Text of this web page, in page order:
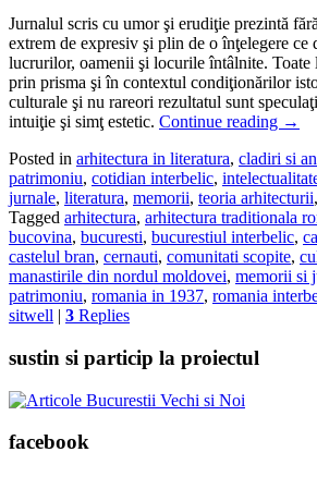
Jurnalul scris cu umor şi erudiţie prezintă
extrem de expresiv şi plin de o înţelegere ce
lucrurilor, oamenii şi locurile întâlnite. Toate
prin prisma şi în contextul condiţionărilor
culturale şi nu rareori rezultatul sunt
intuiţie şi simţ estetic. Continue reading →
Posted in arhitectura in literatura, cladiri si
patrimoniu, cotidian interbelic,
jurnale, literatura, memorii, teoria arhitecturii,
Tagged arhitectura, arhitectura traditionala
bucovina, bucuresti, bucurestiul interbelic,
castelul bran, cernauti, comunitati scopite,
manastirile din nordul moldovei, memorii si
patrimoniu, romania in 1937, romania
sitwell | 3 Replies
sustin si particip la proiectul
facebook